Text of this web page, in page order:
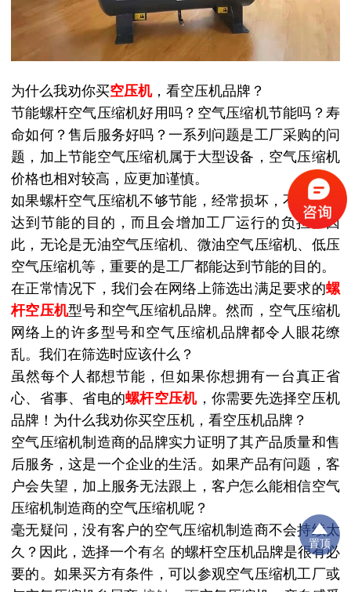
为什么我劝你买空压机，看空压机品牌？
节能螺杆空气压缩机好用吗？空气压缩机节能吗？寿
命如何？售后服务好吗？一系列问题是工厂采购的问
题，加上节能空气压缩机属于大型设备，空气压缩机
价格也相对较高，应更加谨慎。
如果螺杆空气压缩机不够节能，经常损坏，不仅不能
达到节能的目的，而且会增加工厂运行的负担。因
此，无论是无油空气压缩机、微油空气压缩机、低压
空气压缩机等，重要的是工厂都能达到节能的目的。
在正常情况下，我们会在网络上筛选出满足要求的螺
杆空压机型号和空气压缩机品牌。然而，空气压缩机
网络上的许多型号和空气压缩机品牌都令人眼花缭
乱。我们在筛选时应该什么？
虽然每个人都想节能，但如果你想拥有一台真正省
心、省事、省电的螺杆空压机，你需要先选择空压机
品牌！为什么我劝你买空压机，看空压机品牌？
空气压缩机制造商的品牌实力证明了其产品质量和售
后服务，这是一个企业的生活。如果产品有问题，客
户会失望，加上服务无法跟上，客户怎么能相信空气
压缩机制造商的空气压缩机呢？
毫无疑问，没有客户的空气压缩机制造商不会持续太
久？因此，选择一个有名 的螺杆空压机品牌是很有必
要的。如果买方有条件，可以参观空气压缩机工厂或
置顶